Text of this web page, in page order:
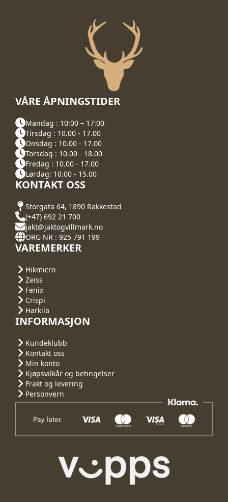
VÅRE ÅPNINGSTIDER
Mandag : 10:00 – 17:00
Tirsdag : 10.00 - 17.00
Onsdag : 10.00 - 17.00
Torsdag : 10.00 - 18.00
Fredag : 10.00 - 17.00
Lørdag: 10.00 - 15.00
KONTAKT OSS
Storgata 64, 1890 Rakkestad
(+47) 692 21 700
jakt@jaktogvillmark.no
ORG NR : 925 791 199
VAREMERKER
Hikmicro
Zeiss
Fenix
Crispi
Harkila
INFORMASJON
Kundeklubb
Kontakt oss
Min konto
Kjøpsvilkår og betingelser
Frakt og levering
Personvern